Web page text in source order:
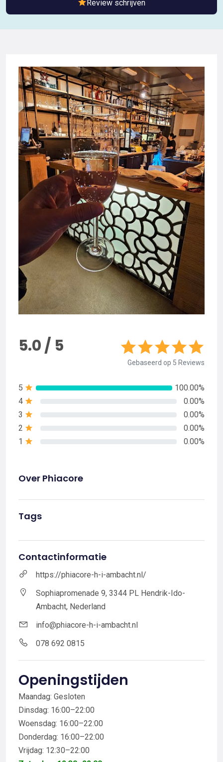
Review schrijven
5.0 / 5
Gebaseerd op 5 Reviews
5
100.00%
4
0.00%
3
0.00%
2
0.00%
1
0.00%
Over Phiacore
Tags
Contactinformatie
https://phiacore-h-i-ambacht.nl/
Sophiapromenade 9, 3344 PL Hendrik-Ido-
Ambacht, Nederland
info@phiacore-h-i-ambacht.nl
078 692 0815
Openingstijden
Maandag: Gesloten
Dinsdag: 16:00–22:00
Woensdag: 16:00–22:00
Donderdag: 16:00–22:00
Vrijdag: 12:30–22:00